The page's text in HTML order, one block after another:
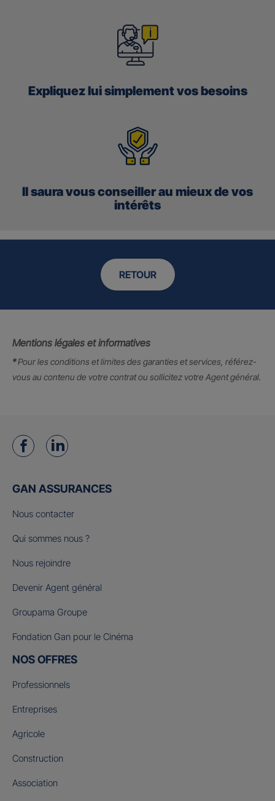
Expliquez lui simplement vos besoins
Il saura vous conseiller au mieux de vos
intérêts
RETOUR
Mentions légales et informatives
*Pour les conditions et limites des garanties et services, référez-
vous au contenu de votre contrat ou sollicitez votre Agent général.
GAN ASSURANCES
Nous contacter
Qui sommes nous ?
Nous rejoindre
Devenir Agent général
Groupama Groupe
Fondation Gan pour le Cinéma
NOS OFFRES
Professionnels
Entreprises
Agricole
Construction
Association